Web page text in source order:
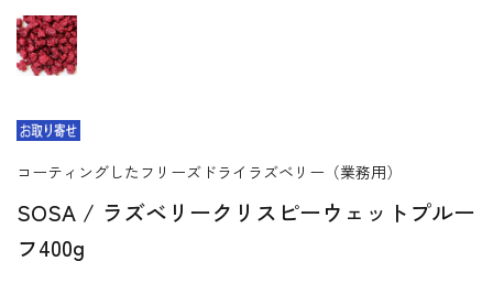
SOSA / ラズベリークリスピーウェットプルー
フ400g
コーティングしたフリーズドライラズベリー（業務用）